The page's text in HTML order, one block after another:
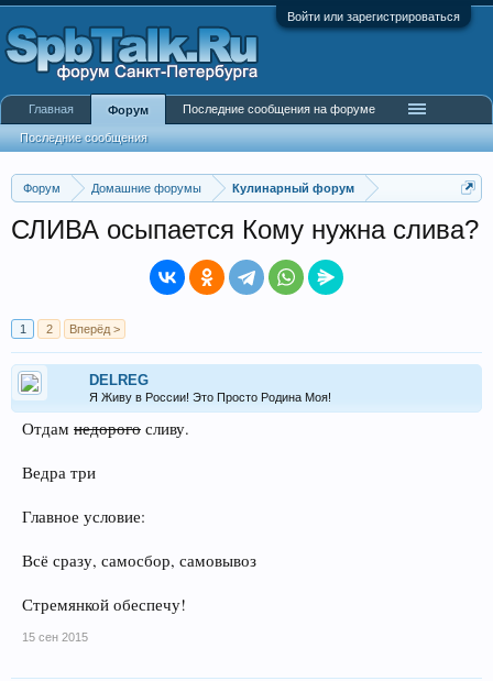
Войти или зарегистрироваться
Форум Домашние форумы Кулинарный форум
СЛИВА осыпается Кому нужна слива?
1 2 Вперёд >
DELREG
Я Живу в России! Это Просто Родина Моя!
Отдам недорого сливу.
Ведра три
Главное условие:
Всё сразу, самосбор, самовывоз
Стремянкой обеспечу!
15 сен 2015
Главная Форум
Последние сообщения
Последние сообщения на форуме